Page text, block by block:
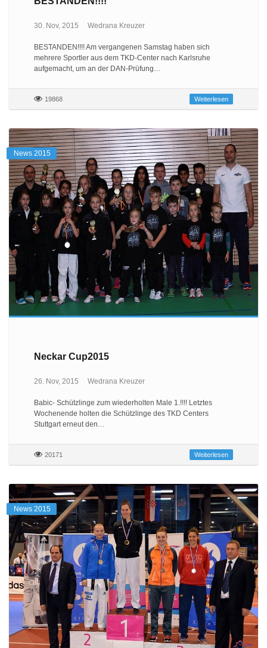
30. Nov, 2015 Wedrana Kreuzer
BESTANDEN!!!! Am vergangenen Samstag haben sich
mehrere Sportler aus dem TKD-Center nach Karlsruhe
aufgemacht, um an der DAN-Prüfung…
19868 Weiterlesen
News 2015
Neckar Cup2015
26. Nov, 2015 Wedrana Kreuzer
Babic- Schützlinge zum wiederholten Male 1.!!!! Letztes
Wochenende holten die Schützlinge des TKD Centers
Stuttgart erneut den…
20171 Weiterlesen
News 2015